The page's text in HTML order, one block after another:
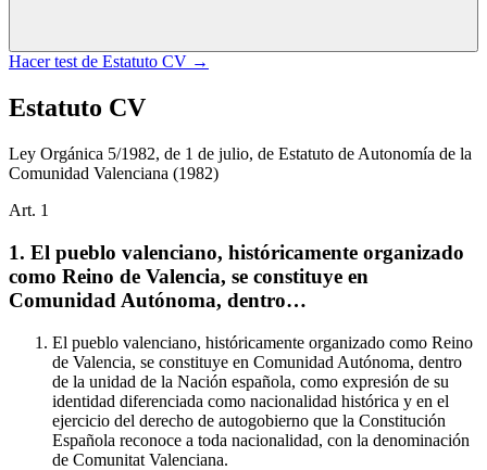
Hacer test de Estatuto CV →
Estatuto CV
Ley Orgánica 5/1982, de 1 de julio, de Estatuto de Autonomía de la
Comunidad Valenciana (1982)
Art. 1
1. El pueblo valenciano, históricamente organizado
como Reino de Valencia, se constituye en
Comunidad Autónoma, dentro…
El pueblo valenciano, históricamente organizado como Reino
de Valencia, se constituye en Comunidad Autónoma, dentro
de la unidad de la Nación española, como expresión de su
identidad diferenciada como nacionalidad histórica y en el
ejercicio del derecho de autogobierno que la Constitución
Española reconoce a toda nacionalidad, con la denominación
de Comunitat Valenciana.